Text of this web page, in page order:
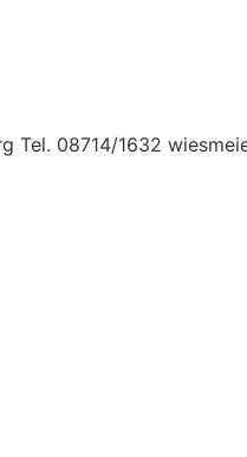
Tel. 08714/1632